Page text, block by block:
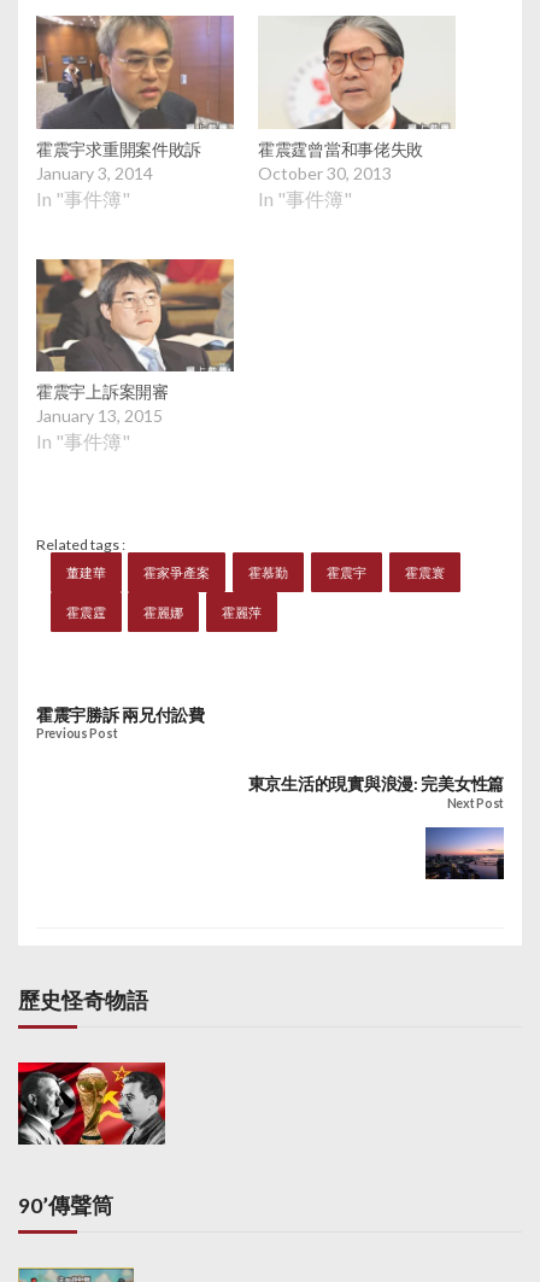
霍震宇求重開案件敗訴
January 3, 2014
In "事件簿"
霍震霆曾當和事佬失敗
October 30, 2013
In "事件簿"
霍震宇上訴案開審
January 13, 2015
In "事件簿"
Related tags :
董建華 霍家爭產案 霍慕勤 霍震宇 霍震寰
霍震霆 霍麗娜 霍麗萍
霍震宇勝訴 兩兄付訟費
Previous Post
東京生活的現實與浪漫: 完美女性篇
Next Post
歷史怪奇物語
90’傳聲筒